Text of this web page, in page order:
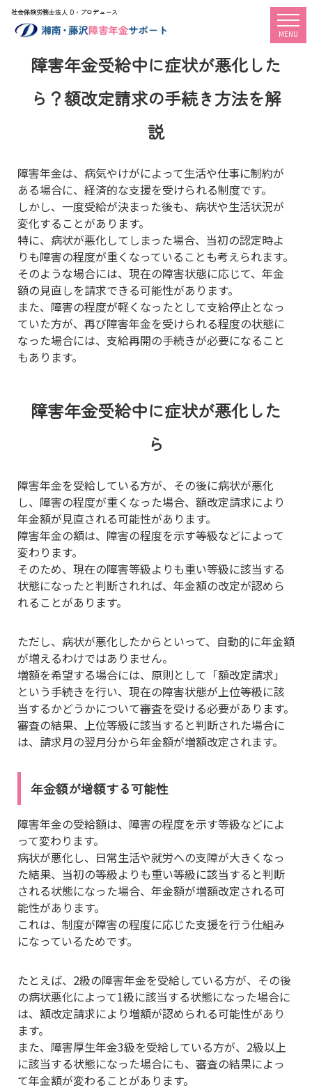
MENU
社会保険労務士法人 D・プロデュース
障害年金受給中に症状が悪化した
ら？額改定請求の手続き方法を解
説
障害年金は、病気やけがによって生活や仕事に制約が
ある場合に、経済的な支援を受けられる制度です。
しかし、一度受給が決まった後も、病状や生活状況が
変化することがあります。
特に、病状が悪化してしまった場合、当初の認定時よ
りも障害の程度が重くなっていることも考えられます。
そのような場合には、現在の障害状態に応じて、年金
額の見直しを請求できる可能性があります。
また、障害の程度が軽くなったとして支給停止となっ
ていた方が、再び障害年金を受けられる程度の状態に
なった場合には、支給再開の手続きが必要になること
もあります。
障害年金受給中に症状が悪化した
ら
障害年金を受給している方が、その後に病状が悪化
し、障害の程度が重くなった場合、額改定請求により
年金額が見直される可能性があります。
障害年金の額は、障害の程度を示す等級などによって
変わります。
そのため、現在の障害等級よりも重い等級に該当する
状態になったと判断されれば、年金額の改定が認めら
れることがあります。
ただし、病状が悪化したからといって、自動的に年金額
が増えるわけではありません。
増額を希望する場合には、原則として「額改定請求」
という手続きを行い、現在の障害状態が上位等級に該
当するかどうかについて審査を受ける必要があります。
審査の結果、上位等級に該当すると判断された場合に
は、請求月の翌月分から年金額が増額改定されます。
年金額が増額する可能性
障害年金の受給額は、障害の程度を示す等級などによ
って変わります。
病状が悪化し、日常生活や就労への支障が大きくなっ
た結果、当初の等級よりも重い等級に該当すると判断
される状態になった場合、年金額が増額改定される可
能性があります。
これは、制度が障害の程度に応じた支援を行う仕組み
になっているためです。
たとえば、2級の障害年金を受給している方が、その後
の病状悪化によって1級に該当する状態になった場合に
は、額改定請求により増額が認められる可能性があり
ます。
また、障害厚生年金3級を受給している方が、2級以上
に該当する状態になった場合にも、審査の結果によっ
て年金額が変わることがあります。